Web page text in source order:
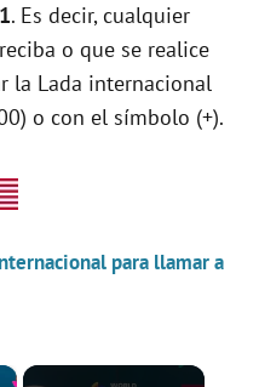
. Es decir, cualquier
o que se realice
la Lada internacional
o con el símbolo (+).
para llamar a
×